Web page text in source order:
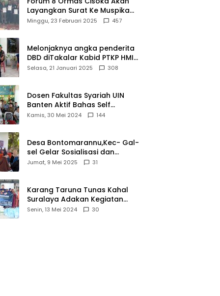
Layangkan Surat Ke Muspika
Atas Adanya Kantor Matel di
Minggu, 23 Februari 2025 457
Melonjaknya angka penderita
DBD diTakalar Kabid PTKP HMI
Cab.Takalar angkat bicara
Selasa, 21 Januari 2025 308
Dosen Fakultas Syariah UIN
Banten Aktif Bahas Self
Declare Halal dalam Forum
Kamis, 30 Mei 2024 144
Desa Bontomarannu,Kec- Gal-
sel Gelar Sosialisasi dan
Bimtek Pemutakhiran Data ID
Jumat, 9 Mei 2025 31
Karang Taruna Tunas Kahal
Suralaya Adakan Kegiatan
Bansos Terhadap Kaum
Senin, 13 Mei 2024 30